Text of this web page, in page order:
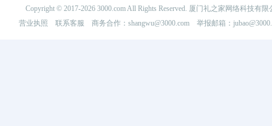
Copyright © 2017-2026 3000.com All Rights Reserved. 厦门礼之家网络科技
营业执照
联系客服 商务合作：shangwu@3000.com 举报邮箱：